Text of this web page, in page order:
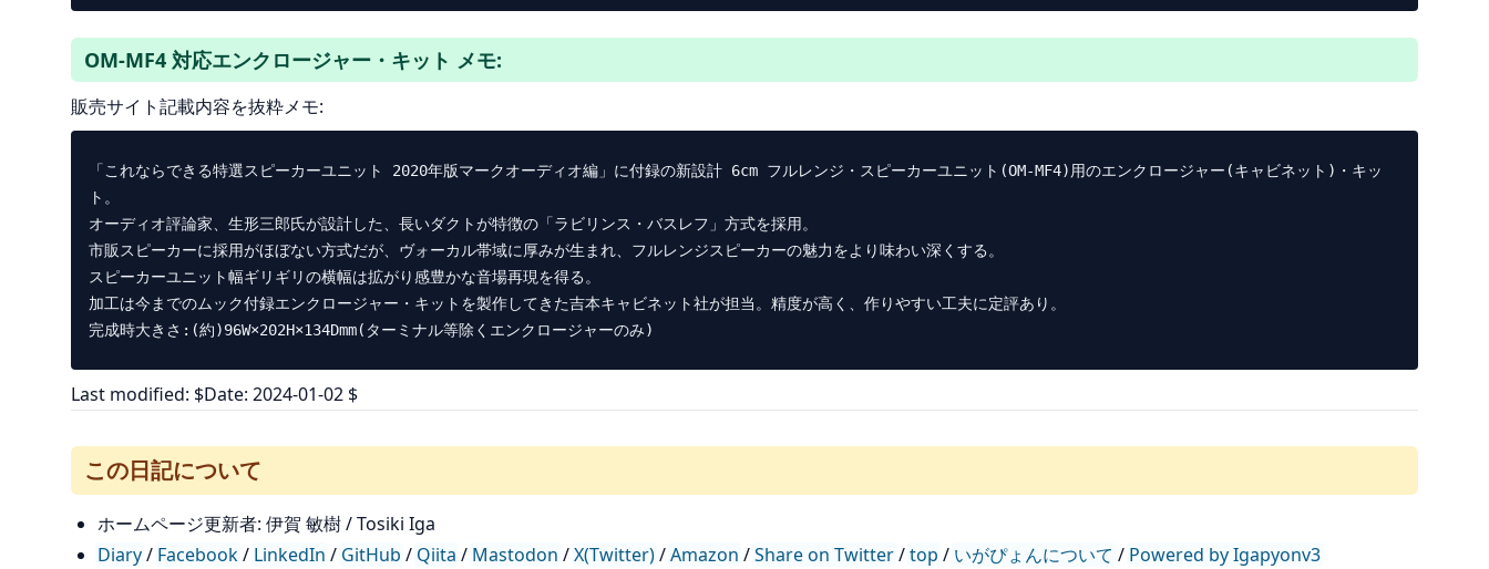
OM-MF4 対応エンクロージャー・キット メモ:
販売サイト記載内容を抜粋メモ:
「これならできる特選スピーカーユニット 2020年版マークオーディオ編」に付録の新設計 6cm フルレンジ・スピーカーユニット(OM-MF4)用のエンクロージャー(キャビネット)・キッ
ト。
オーディオ評論家、生形三郎氏が設計した、長いダクトが特徴の「ラビリンス・バスレフ」方式を採用。
市販スピーカーに採用がほぼない方式だが、ヴォーカル帯域に厚みが生まれ、フルレンジスピーカーの魅力をより味わい深くする。
スピーカーユニット幅ギリギリの横幅は拡がり感豊かな音場再現を得る。
加工は今までのムック付録エンクロージャー・キットを製作してきた吉本キャビネット社が担当。精度が高く、作りやすい工夫に定評あり。
Last modified: $Date: 2024-01-02 $
この日記について
ホームページ更新者: 伊賀 敏樹 / Tosiki Iga
Diary/ Facebook/ LinkedIn / GitHub / Qiita / Mastodon /X(Twitter)/Amazon /Share on Twitter/top / いがぴょんについて / Powered by Igapyonv3